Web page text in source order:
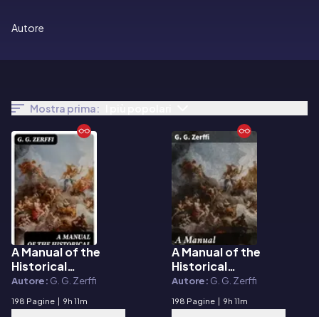
Autore
Mostra prima:
E-book
A Manual of the
Historical
Development of Art
Autore: G. G. Zerffi
198 Pagine | 9h 11m
E-book
A Manual of the
Historical
Development of Art
Autore: G. G. Zerffi
198 Pagine | 9h 11m